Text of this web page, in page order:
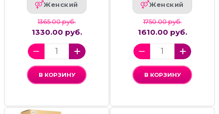
Женский
1365.00 руб.
1330.00 руб.
В КОРЗИНУ
Женский
1750.00 руб.
1610.00 руб.
В КОРЗИНУ